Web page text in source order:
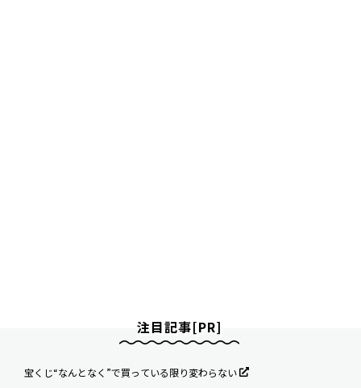
注目記事[PR]
宝くじ“なんとなく”で買っている限り変わらない